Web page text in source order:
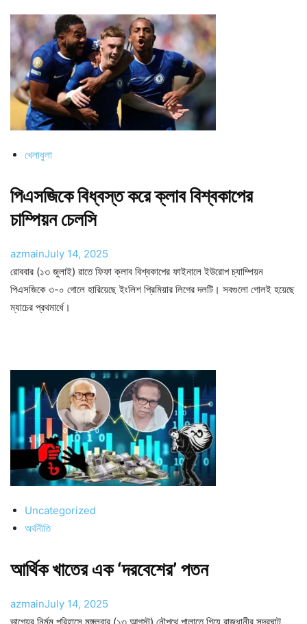
খেলাধুলা
পিএসজিকে বিধ্বস্ত করে ক্লাব বিশ্বকাপের
চাম্পিয়ন চেলসি
azmainJuly 14, 2025
রোববার (১৩ জুলাই) রাতে ফিফা ক্লাব বিশ্বকাপের ফাইনালে ইউরোপ চ্যাম্পিয়ন
পিএসজিকে ৩-০ গোলে হারিয়েছে ইংলিশ প্রিমিয়ার লিগের দলটি। সবগুলো গোলই হয়েছে
ম্যাচের প্রথমার্ধে।
Uncategorized
অর্থনীতি
আর্থিক খাতের এক ‘দরবেশের’ পতন
azmainJuly 14, 2025